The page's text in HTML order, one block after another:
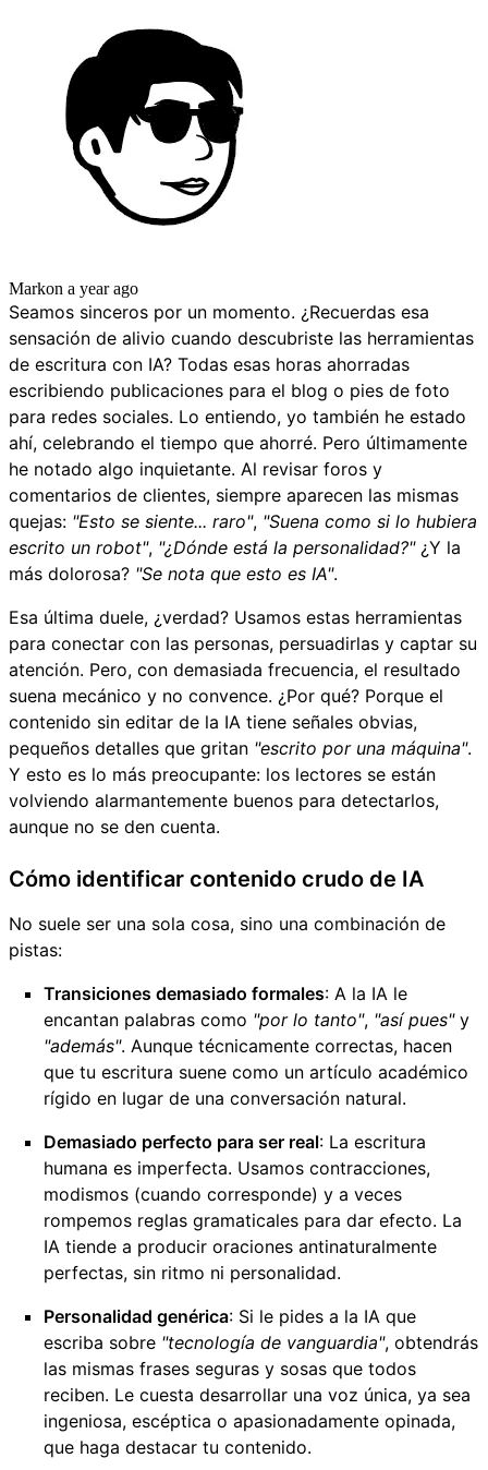
Markon a year ago
Seamos sinceros por un momento. ¿Recuerdas esa
sensación de alivio cuando descubriste las herramientas
de escritura con IA? Todas esas horas ahorradas
escribiendo publicaciones para el blog o pies de foto
para redes sociales. Lo entiendo, yo también he estado
ahí, celebrando el tiempo que ahorré. Pero últimamente
he notado algo inquietante. Al revisar foros y
comentarios de clientes, siempre aparecen las mismas
quejas: "Esto se siente... raro", "Suena como si lo hubiera
escrito un robot", "¿Dónde está la personalidad?"¿Y la
más dolorosa? "Se nota que esto es IA".
Esa última duele, ¿verdad? Usamos estas herramientas
para conectar con las personas, persuadirlas y captar su
atención. Pero, con demasiada frecuencia, el resultado
suena mecánico y no convence. ¿Por qué? Porque el
contenido sin editar de la IA tiene señales obvias,
pequeños detalles que gritan "escrito por una máquina".
Y esto es lo más preocupante: los lectores se están
volviendo alarmantemente buenos para detectarlos,
aunque no se den cuenta.
Cómo identificar contenido crudo de IA
No suele ser una sola cosa, sino una combinación de
pistas:
Transiciones demasiado formales: A la IA le
encantan palabras como "por lo tanto", "así pues"y
"además". Aunque técnicamente correctas, hacen
que tu escritura suene como un artículo académico
rígido en lugar de una conversación natural.
Demasiado perfecto para ser real: La escritura
humana es imperfecta. Usamos contracciones,
modismos (cuando corresponde) y a veces
rompemos reglas gramaticales para dar efecto. La
IA tiende a producir oraciones antinaturalmente
perfectas, sin ritmo ni personalidad.
Personalidad genérica: Si le pides a la IA que
escriba sobre "tecnología de vanguardia", obtendrás
las mismas frases seguras y sosas que todos
reciben. Le cuesta desarrollar una voz única, ya sea
ingeniosa, escéptica o apasionadamente opinada,
que haga destacar tu contenido.